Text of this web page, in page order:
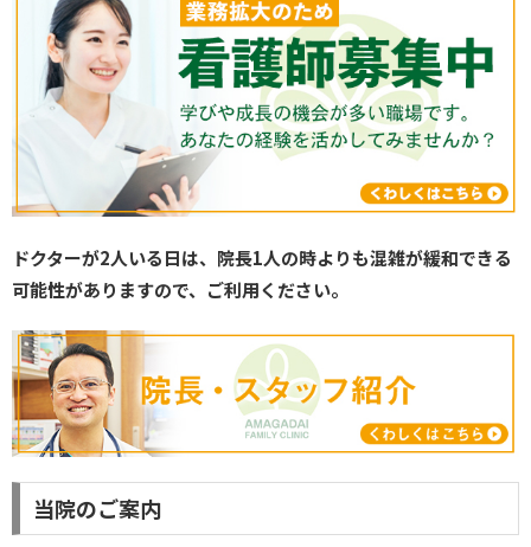
ドクターが2人いる日は、院長1人の時よりも混雑が緩和できる
可能性がありますので、ご利用ください。
当院のご案内